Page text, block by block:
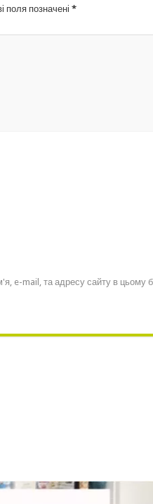
поля позначені *
e-mail, та адресу сайту в цьому